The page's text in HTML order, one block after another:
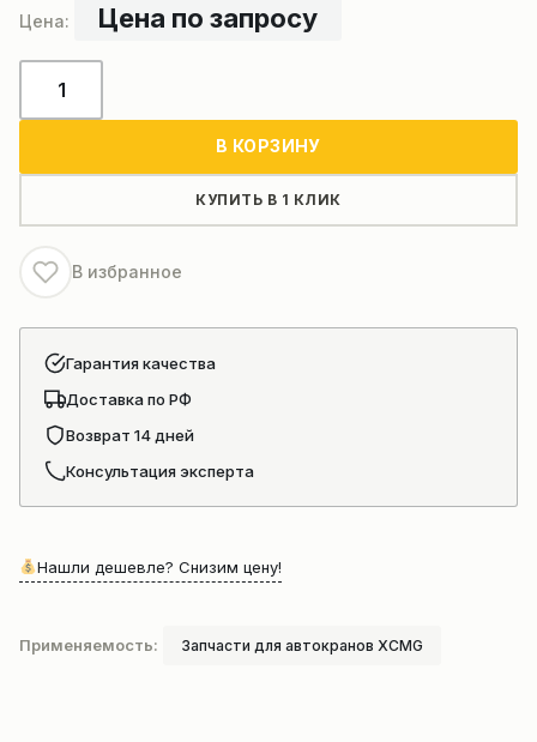
Цена по запросу
товара
клапанов
В КОРЗИНУ
КУПИТЬ В 1 КЛИК
В избранное
Гарантия качества
Доставка по РФ
Возврат 14 дней
Консультация эксперта
Нашли дешевле? Снизим цену!
Применяемость: Запчасти для автокранов XCMG